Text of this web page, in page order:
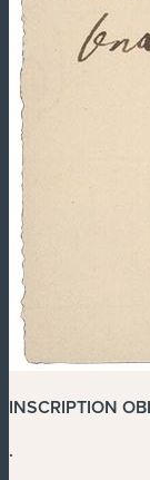
INSCRIPTION
.